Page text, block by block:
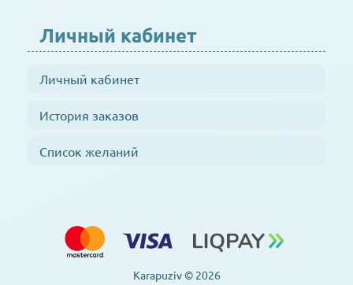
Личный кабинет
Личный кабинет
История заказов
Список желаний
Karapuziv © 2026